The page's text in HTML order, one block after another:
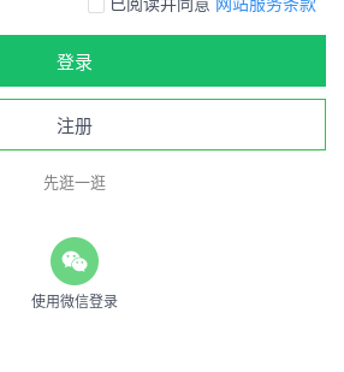
登录
注册
先逛一逛
使用微信登录